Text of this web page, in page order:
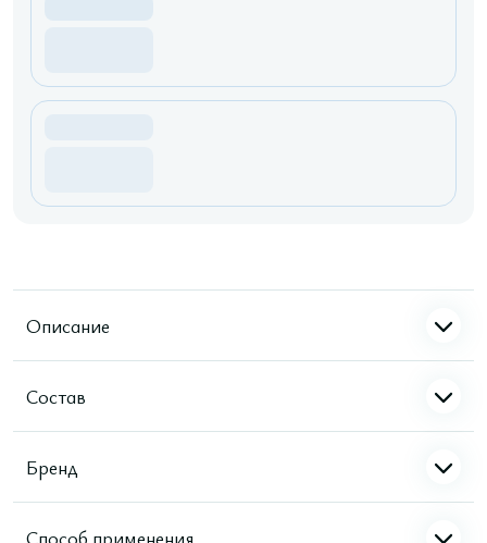
Описание
Состав
Бренд
Способ применения